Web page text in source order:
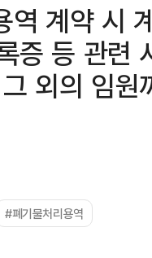
역 계약 시
증 등 관련
외의 임
#폐기물처리용역